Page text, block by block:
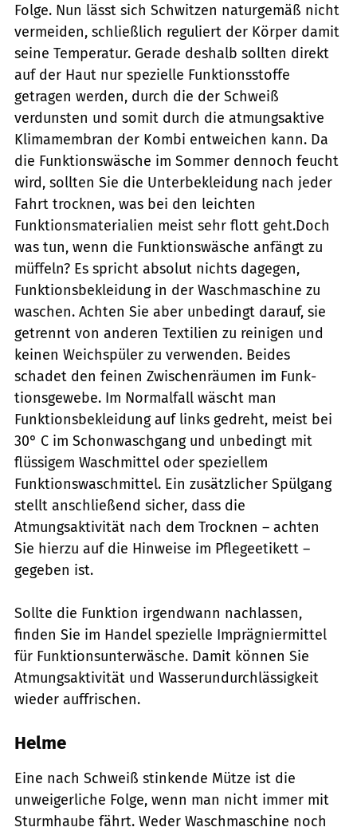
Folge. Nun lässt sich Schwitzen naturgemäß nicht
vermeiden, schließlich ­reguliert der Körper damit
seine Temperatur. Gerade deshalb sollten direkt
auf der Haut nur spezielle Funktionsstoffe
getragen werden, durch die der Schweiß
verdunsten und somit durch die atmungsaktive
Klimamembran der Kombi entweichen kann. Da
die Funktionswäsche im Sommer dennoch feucht
wird, sollten Sie die Unterbekleidung nach jeder
Fahrt trocknen, was bei den leichten
Funktionsmaterialien meist sehr flott geht.Doch
was tun, wenn die Funktionswäsche anfängt zu
müffeln? Es spricht absolut nichts dagegen,
Funktionsbekleidung in der Waschmaschine zu
waschen. Achten Sie aber unbedingt darauf, sie
getrennt von anderen Textilien zu reinigen und
keinen Weichspüler zu verwenden. Beides
schadet den feinen Zwischenräumen im Funk­
tionsgewebe. Im Normalfall wäscht man
Funktionsbekleidung auf links gedreht, meist bei
30° C im Schonwaschgang und unbedingt mit
flüssigem Waschmittel oder speziellem
Funktionswaschmittel. Ein zusätzlicher Spülgang
stellt anschließend sicher, dass die
Atmungsaktivität nach dem Trocknen – achten
Sie hierzu auf die Hinweise im Pflegeetikett –
gegeben ist.
Sollte die Funktion irgendwann nachlassen,
finden Sie im Handel spezielle Imprägniermittel
für Funktionsunterwäsche. Damit können Sie
Atmungsaktivität und Wasserundurchlässigkeit
wieder auffrischen.
Helme
Eine nach Schweiß stinkende Mütze ist die
unweigerliche Folge, wenn man nicht immer mit
Sturmhaube fährt. Weder Waschmaschine noch